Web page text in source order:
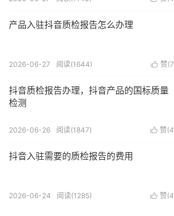
产品入驻抖音质检报告怎么办理
 赞(7
2026-06-27 阅读(1644)
抖音质检报告办理，抖音产品的国标质量
检测
 赞(4
2026-06-26 阅读(1847)
抖音入驻需要的质检报告的费用
 赞(4
2026-06-24 阅读(1285)